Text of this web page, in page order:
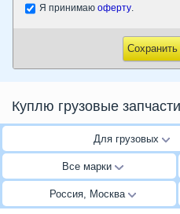
Я принимаю оферту.
Сохранить
Куплю грузовые
Для грузовых
Все марки
Россия, Москва